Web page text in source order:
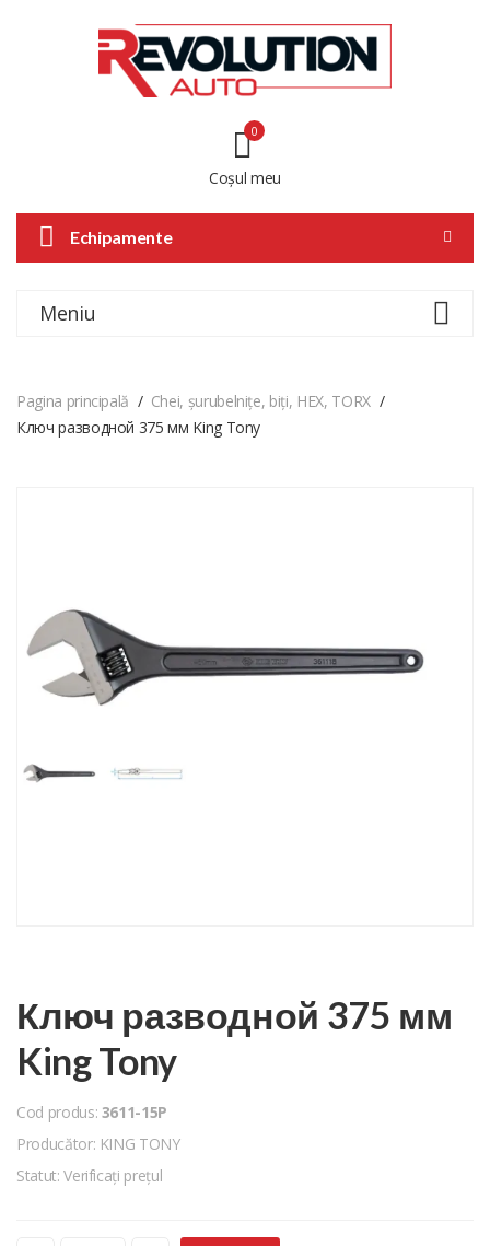
Coșul meu
0
Echipamente
Meniu
Pagina principală
Chei, șurubelnițe, biți, HEX, TORX
Ключ разводной 375 мм King Tony
Ключ разводной 375 мм
King Tony
Cod produs: 3611-15P
Producător: KING TONY
Statut: Verificați prețul